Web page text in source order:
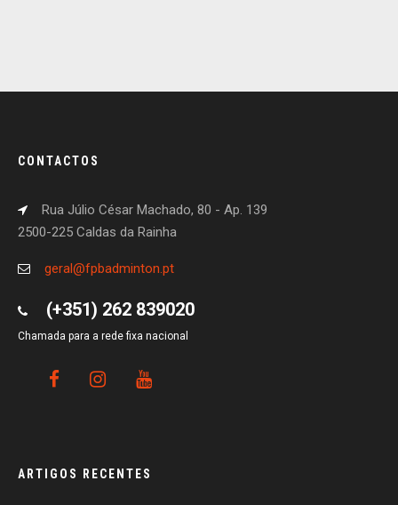
CONTACTOS
Rua Júlio César Machado, 80 - Ap. 139
2500-225 Caldas da Rainha
geral@fpbadminton.pt
(+351) 262 839020
Chamada para a rede fixa nacional
ARTIGOS RECENTES